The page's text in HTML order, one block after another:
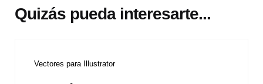
Quizás pueda interesarte...
Vectores para Illustrator